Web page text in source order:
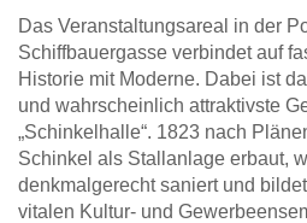
Das Veranstaltungsareal in der
Schiffbauergasse verbindet auf
Historie mit Moderne. Dabei ist
und wahrscheinlich attraktivste
„Schinkelhalle“. 1823 nach
Schinkel als Stallanlage erbaut,
denkmalgerecht saniert und
vitalen Kultur- und